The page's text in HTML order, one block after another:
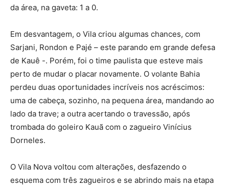
da área, na gaveta: 1 a 0.
Em desvantagem, o Vila criou algumas chances, com
Sarjani, Rondon e Pajé – este parando em grande defesa
de Kauê -. Porém, foi o time paulista que esteve mais
perto de mudar o placar novamente. O volante Bahia
perdeu duas oportunidades incríveis nos acréscimos:
uma de cabeça, sozinho, na pequena área, mandando ao
lado da trave; a outra acertando o travessão, após
trombada do goleiro Kauã com o zagueiro Vinícius
Dorneles.
O Vila Nova voltou com alterações, desfazendo o
esquema com três zagueiros e se abrindo mais na etapa